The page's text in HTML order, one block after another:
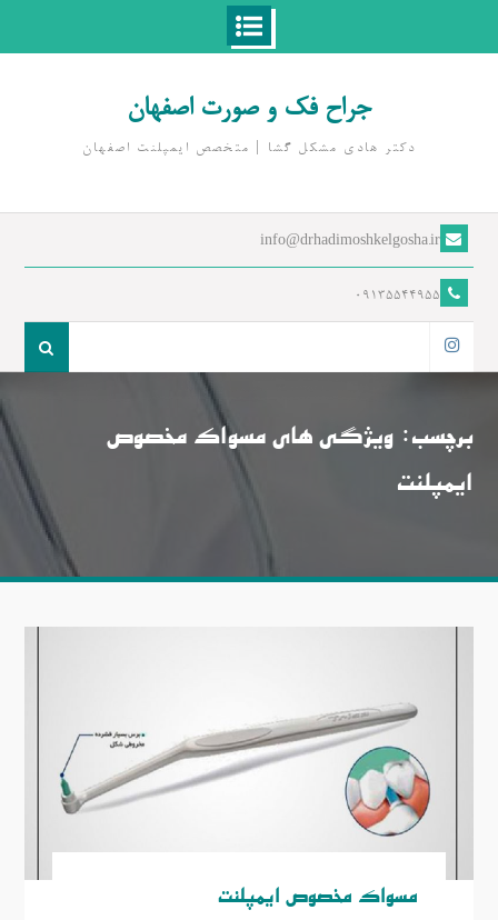
جراح فک و صورت اصفهان
دکتر هادی مشکل گشا | متخصص ايمپلنت اصفهان
info@drhadimoshkelgosha.ir
09135544955
برچسب: ویژگی های مسواک مخصوص
ایمپلنت
مسواک مخصوص ایمپلنت